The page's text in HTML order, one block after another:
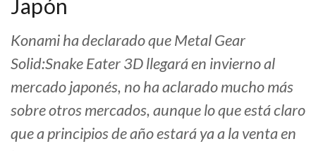
Japón
Konami ha declarado que Metal Gear
Solid:Snake Eater 3D llegará en invierno al
mercado japonés, no ha aclarado mucho más
sobre otros mercados, aunque lo que está claro
que a principios de año estará ya a la venta en